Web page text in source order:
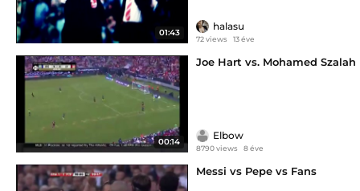
01:43
halasu
72 views 13 éve
00:14
Joe Hart vs. Mohamed Szalah
Elbow
8790 views 8 éve
Messi vs Pepe vs Fans